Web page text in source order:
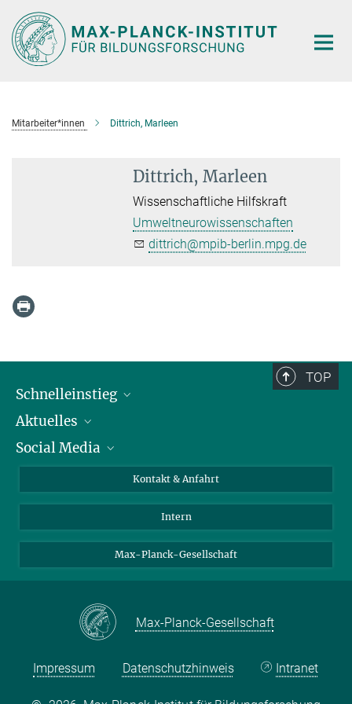
Hauptinhalt
Mitarbeiter*innen Dittrich, Marleen
Dittrich, Marleen
Wissenschaftliche Hilfskraft
Umweltneurowissenschaften
dittrich@mpib-berlin.mpg.de
TOP
Schnelleinstieg
Personen
Pressebereich
Aktuelles
Stellenangebote
Social Media
LinkedIn
Kontakt & Anfahrt
Intern
Max-Planck-Gesellschaft
Max-Planck-Gesellschaft
Impressum Datenschutzhinweis Intranet